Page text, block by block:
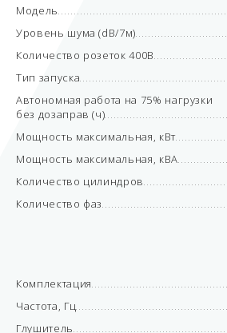
Модель
Уровень шума (dB/7м)
Количество розеток 400В
Тип запуска
Автономная работа на 75% нагрузки
без дозаправ (ч)
Мощность максимальная, кВт
Мощность максимальная, кВА
Количество цилиндров
Количество фаз
Комплектация
Частота, Гц
Глушитель